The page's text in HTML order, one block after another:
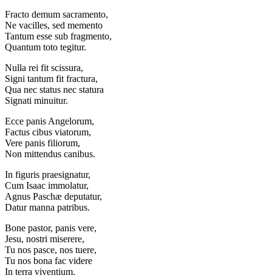
Fracto demum sacramento,
Ne vacilles, sed memento
Tantum esse sub fragmento,
Quantum toto tegitur.
Nulla rei fit scissura,
Signi tantum fit fractura,
Qua nec status nec statura
Signati minuitur.
Ecce panis Angelorum,
Factus cibus viatorum,
Vere panis filiorum,
Non mittendus canibus.
In figuris praesignatur,
Cum Isaac immolatur,
Agnus Paschæ deputatur,
Datur manna patribus.
Bone pastor, panis vere,
Jesu, nostri miserere,
Tu nos pasce, nos tuere,
Tu nos bona fac videre
In terra viventium.